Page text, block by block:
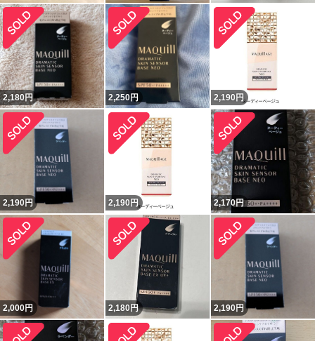
2,180円 2,250円 2,190 円
2,190円 2,190 円 2,170円
2,000円 2,180円 2,190円